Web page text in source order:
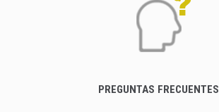
PREGUNTAS FRECUENTES